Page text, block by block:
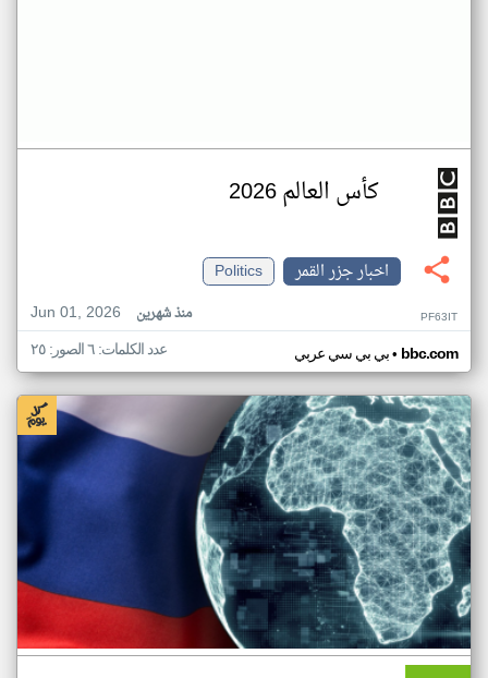
كأس العالم 2026
اخبار جزر القمر
Politics
Jun 01, 2026
منذ شهرين PF63IT
بي بي سي عربي• bbc.com عدد الكلمات: ٦ الصور: ٢٥